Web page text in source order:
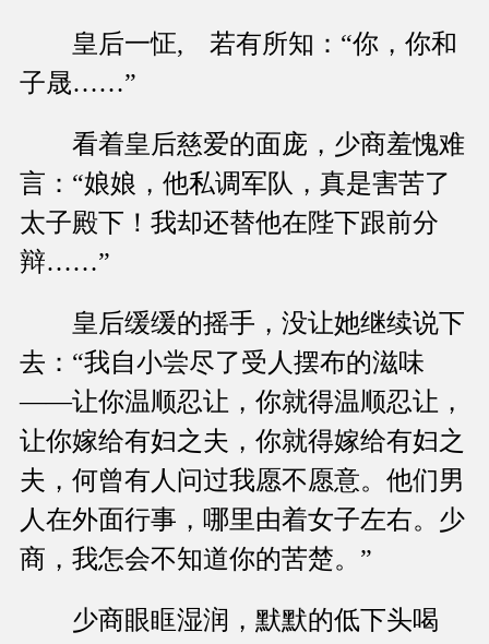
皇后一怔, 若有所知：“你，你和
子晟……”
看着皇后慈爱的面庞，少商羞愧难
言：“娘娘，他私调军队，真是害苦了
太子殿下！我却还替他在陛下跟前分
辩……”
皇后缓缓的摇手，没让她继续说下
去：“我自小尝尽了受人摆布的滋味
——让你温顺忍让，你就得温顺忍让，
让你嫁给有妇之夫，你就得嫁给有妇之
夫，何曾有人问过我愿不愿意。他们男
人在外面行事，哪里由着女子左右。少
商，我怎会不知道你的苦楚。”
少商眼眶湿润，默默的低下头喝